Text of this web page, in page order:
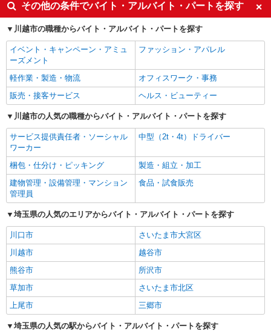
その他の条件でバイト・アルバイト・パートを探す
川越市の職種からバイト・アルバイト・パートを探す
イベント・キャンペーン・アミュ
ーズメント
ファッション・アパレル
軽作業・製造・物流
オフィスワーク・事務
販売・接客サービス
ヘルス・ビューティー
川越市の人気の職種からバイト・アルバイト・パートを探す
サービス提供責任者・ソーシャル
ワーカー
中型（2t・4t）ドライバー
梱包・仕分け・ピッキング
製造・組立・加工
建物管理・設備管理・マンション
管理員
食品・試食販売
埼玉県の人気のエリアからバイト・アルバイト・パートを探す
川口市
さいたま市大宮区
川越市
越谷市
熊谷市
所沢市
草加市
さいたま市北区
上尾市
三郷市
埼玉県の人気の駅からバイト・アルバイト・パートを探す